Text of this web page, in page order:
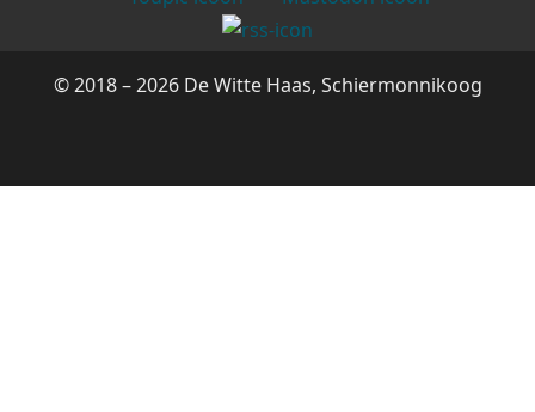
© 2018 – 2026 De Witte Haas, Schiermonnikoog